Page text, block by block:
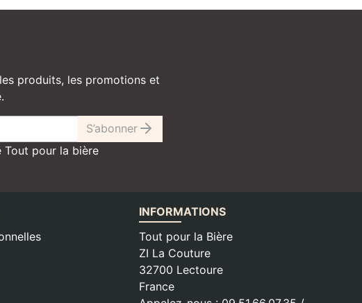
produits, les promotions et
S’abonner
pour la bière
INFORMATIONS
Tout pour la Bière
ZI La Couture
32700 Lectoure
France